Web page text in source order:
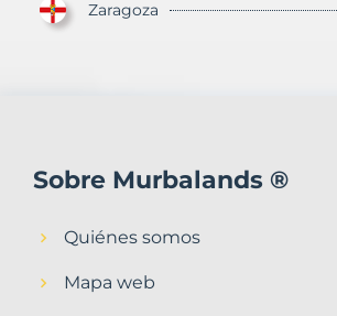
Zaragoza
Sobre Murbalands ®
Quiénes somos
Mapa web